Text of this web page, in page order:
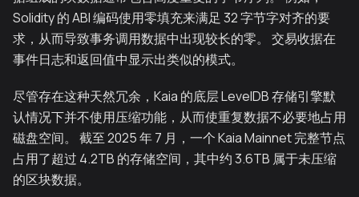
Solidity 的 ABI 编码使用零填充来满足 32 字节字对齐的要
求，从而导致事务调用数据中出现较长的零。 交易收据在
事件日志和返回值中显示出类似的模式。
尽管存在这种天然冗余，Kaia 的底层 LevelDB 存储引擎默
认情况下并不使用压缩功能，从而使重复数据不必要地占用
磁盘空间。 截至 2025 年 7 月，一个 Kaia Mainnet 完整节点
占用了超过 4.2TB 的存储空间，其中约 3.6TB 属于未压缩
的区块数据。